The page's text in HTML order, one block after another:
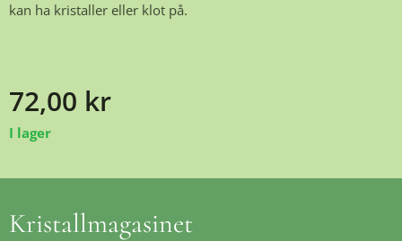
kan ha kristaller eller klot på.
72,00 kr
I lager
Kristallmagasinet